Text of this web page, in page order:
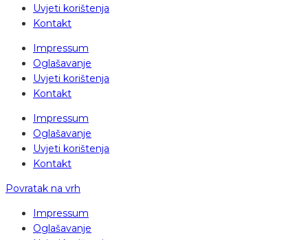
Uvjeti korištenja
Kontakt
Impressum
Oglašavanje
Uvjeti korištenja
Kontakt
Impressum
Oglašavanje
Uvjeti korištenja
Kontakt
Povratak na vrh
Impressum
Oglašavanje